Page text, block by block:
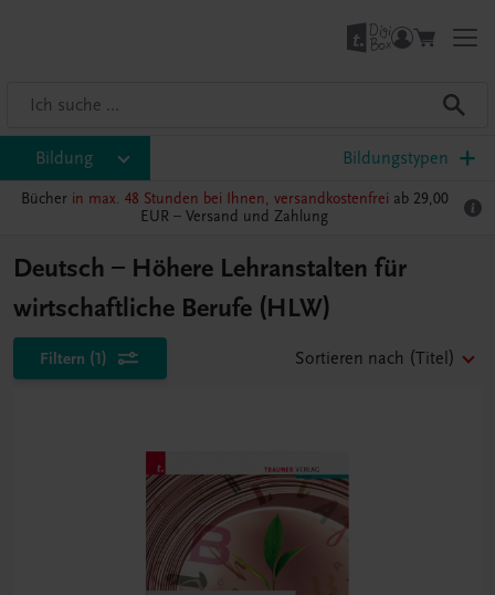
Bildung Bildungstypen
Bücher in max. 48 Stunden bei Ihnen, versandkostenfrei ab 29,00
EUR – Versand und Zahlung
Deutsch – Höhere Lehranstalten für
wirtschaftliche Berufe (HLW)
Filtern (1) Sortieren nach (Titel)